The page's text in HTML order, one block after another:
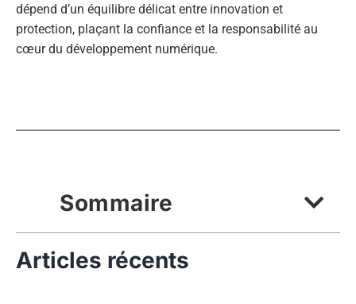
dépend d’un équilibre délicat entre innovation et
protection, plaçant la confiance et la responsabilité au
cœur du développement numérique.
Sommaire
Articles récents